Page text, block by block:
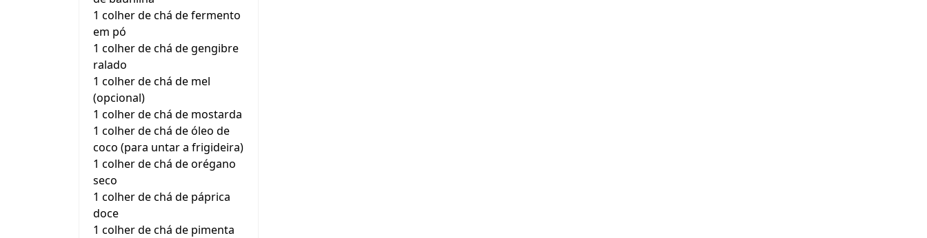
1 colher de chá de fermento
em pó
1 colher de chá de gengibre
ralado
1 colher de chá de mel
(opcional)
1 colher de chá de mostarda
1 colher de chá de óleo de
coco (para untar a frigideira)
1 colher de chá de orégano
seco
1 colher de chá de páprica
doce
1 colher de chá de pimenta